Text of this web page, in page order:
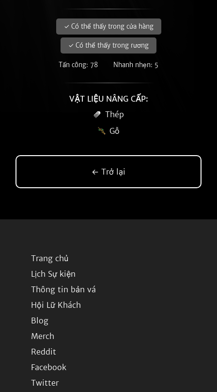
✓ Có thể thấy trong cửa hàng
✓ Có thể thấy trong rương
Tấn công: 78 Nhanh nhẹn: 5
VẬT LIỆU NÂNG CẤP:
Thép
Gỗ
← Trở lại
Trang chủ
Lịch Sự kiện
Thông tin bản vá
Hội Lữ Khách
Blog
Merch
Reddit
Facebook
Twitter